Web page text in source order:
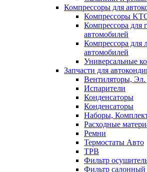
Компрессоры для
Компрессоры
Компрессора для
автомобилей
Компрессора для
автомобилей
Универсальные
Запчасти для
Вентиляторы, Эл.
Испарители
Конденсаторы
Конденсаторы
Наборы,
Расходные
Ремни
Термостаты Авто
ТРВ
Фильтр
Фильтр салонный